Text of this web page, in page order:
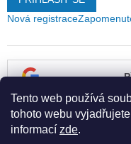
Tento web používá
tohoto webu
informací zde.
Nová registrace